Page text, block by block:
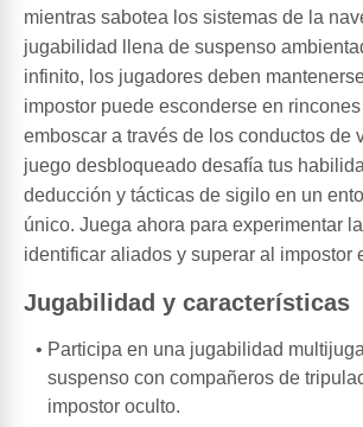
mientras sabotea los sistemas de la
jugabilidad llena de suspenso
infinito, los jugadores deben
impostor puede esconderse en
emboscar a través de los conductos de
juego desbloqueado desafía tus
deducción y tácticas de sigilo en un
único. Juega ahora para experimentar
identificar aliados y superar al impostor
Jugabilidad y características
Participa en una jugabilidad
suspenso con compañeros de
impostor oculto.